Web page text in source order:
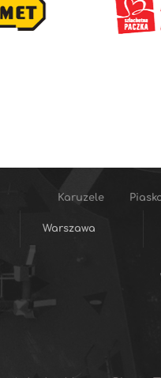
Karuzele
Warszawa